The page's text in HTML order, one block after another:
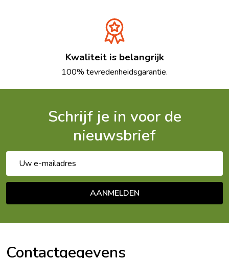
Kwaliteit is belangrijk
100% tevredenheidsgarantie.
Schrijf je in voor de
nieuwsbrief
mailadres
AANMELDEN
Contactgegevens